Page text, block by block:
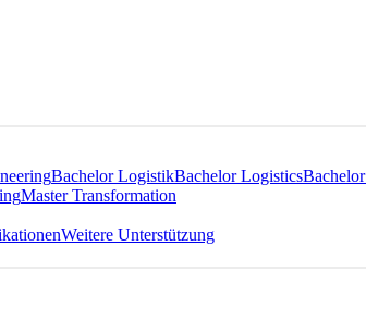
Bachelor LogistikBachelor Logistics
Master Transformation
Weitere Unterstützung